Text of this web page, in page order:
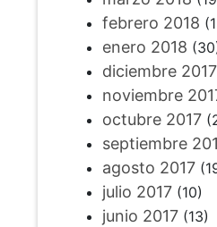
febrero 2018
enero 2018
diciembre 2017
noviembre
octubre 2017
septiembre
agosto 2017
julio 2017(10)
junio 2017(13)